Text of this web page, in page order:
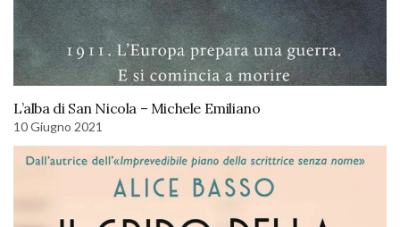
L’alba di San Nicola – Michele Emiliano
10 Giugno 2021